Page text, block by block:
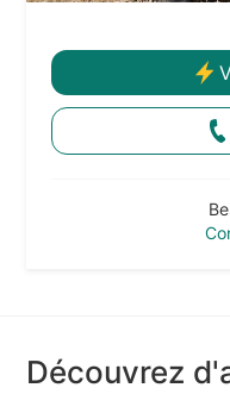
Découvrez